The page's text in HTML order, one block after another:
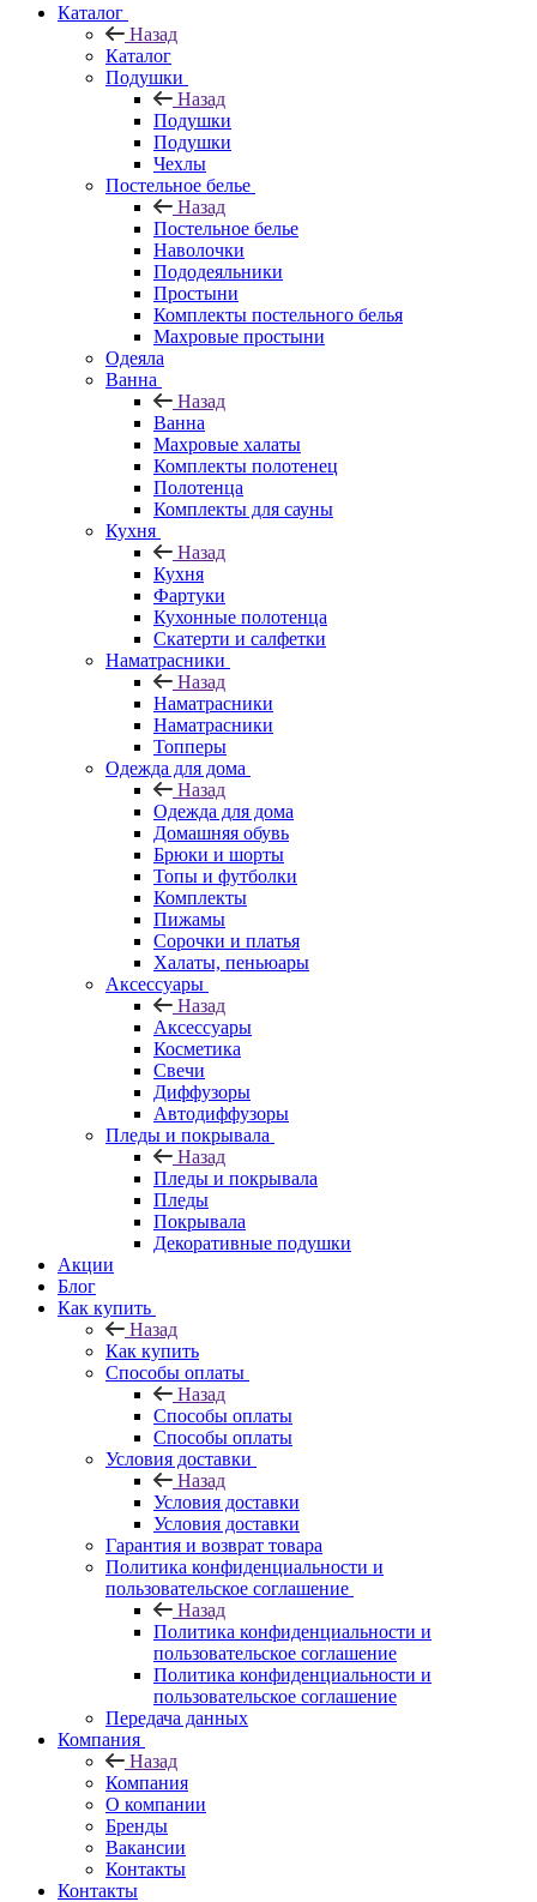
Каталог
Назад
Каталог
Подушки
Назад
Подушки
Подушки
Чехлы
Постельное белье
Назад
Постельное белье
Наволочки
Пододеяльники
Простыни
Комплекты постельного белья
Махровые простыни
Одеяла
Ванна
Назад
Ванна
Махровые халаты
Комплекты полотенец
Полотенца
Комплекты для сауны
Кухня
Назад
Кухня
Фартуки
Кухонные полотенца
Скатерти и салфетки
Наматрасники
Назад
Наматрасники
Наматрасники
Топперы
Одежда для дома
Назад
Одежда для дома
Домашняя обувь
Брюки и шорты
Топы и футболки
Комплекты
Пижамы
Сорочки и платья
Халаты, пеньюары
Аксессуары
Назад
Аксессуары
Косметика
Свечи
Диффузоры
Автодиффузоры
Пледы и покрывала
Назад
Пледы и покрывала
Пледы
Покрывала
Декоративные подушки
Акции
Блог
Как купить
Назад
Как купить
Способы оплаты
Назад
Способы оплаты
Способы оплаты
Условия доставки
Назад
Условия доставки
Условия доставки
Гарантия и возврат товара
Политика конфиденциальности и
пользовательское соглашение
Назад
Политика конфиденциальности и
пользовательское соглашение
Политика конфиденциальности и
пользовательское соглашение
Передача данных
Компания
Назад
Компания
О компании
Бренды
Вакансии
Контакты
Контакты